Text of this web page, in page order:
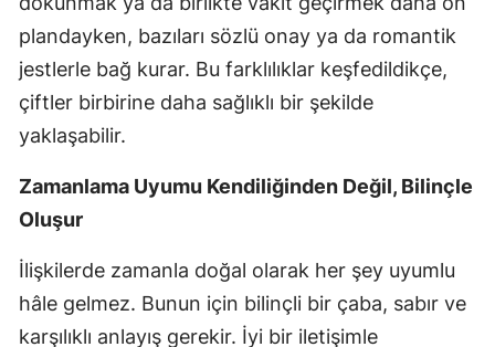
plandayken, bazıları sözlü onay ya da romantik
jestlerle bağ kurar. Bu farklılıklar keşfedildikçe,
çiftler birbirine daha sağlıklı bir şekilde
yaklaşabilir.
Zamanlama Uyumu Kendiliğinden Değil, Bilinçle
Oluşur
İlişkilerde zamanla doğal olarak her şey uyumlu
hâle gelmez. Bunun için bilinçli bir çaba, sabır ve
karşılıklı anlayış gerekir. İyi bir iletişimle